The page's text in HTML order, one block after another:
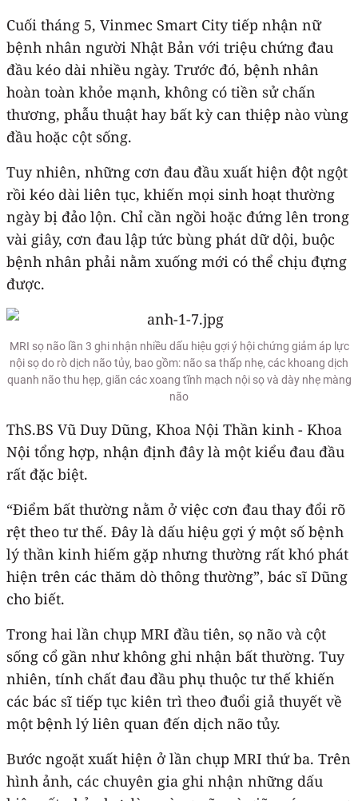
Cuối tháng 5, Vinmec Smart City tiếp nhận nữ
bệnh nhân người Nhật Bản với triệu chứng đau
đầu kéo dài nhiều ngày. Trước đó, bệnh nhân
hoàn toàn khỏe mạnh, không có tiền sử chấn
thương, phẫu thuật hay bất kỳ can thiệp nào vùng
đầu hoặc cột sống.
Tuy nhiên, những cơn đau đầu xuất hiện đột ngột
rồi kéo dài liên tục, khiến mọi sinh hoạt thường
ngày bị đảo lộn. Chỉ cần ngồi hoặc đứng lên trong
vài giây, cơn đau lập tức bùng phát dữ dội, buộc
bệnh nhân phải nằm xuống mới có thể chịu đựng
được.
MRI sọ não lần 3 ghi nhận nhiều dấu hiệu gợi ý hội chứng giảm áp lực
nội sọ do rò dịch não tủy, bao gồm: não sa thấp nhẹ, các khoang dịch
quanh não thu hẹp, giãn các xoang tĩnh mạch nội sọ và dày nhẹ màng
não
ThS.BS Vũ Duy Dũng, Khoa Nội Thần kinh - Khoa
Nội tổng hợp, nhận định đây là một kiểu đau đầu
rất đặc biệt.
“Điểm bất thường nằm ở việc cơn đau thay đổi rõ
rệt theo tư thế. Đây là dấu hiệu gợi ý một số bệnh
lý thần kinh hiếm gặp nhưng thường rất khó phát
hiện trên các thăm dò thông thường”, bác sĩ Dũng
cho biết.
Trong hai lần chụp MRI đầu tiên, sọ não và cột
sống cổ gần như không ghi nhận bất thường. Tuy
nhiên, tính chất đau đầu phụ thuộc tư thế khiến
các bác sĩ tiếp tục kiên trì theo đuổi giả thuyết về
một bệnh lý liên quan đến dịch não tủy.
Bước ngoặt xuất hiện ở lần chụp MRI thứ ba. Trên
hình ảnh, các chuyên gia ghi nhận những dấu